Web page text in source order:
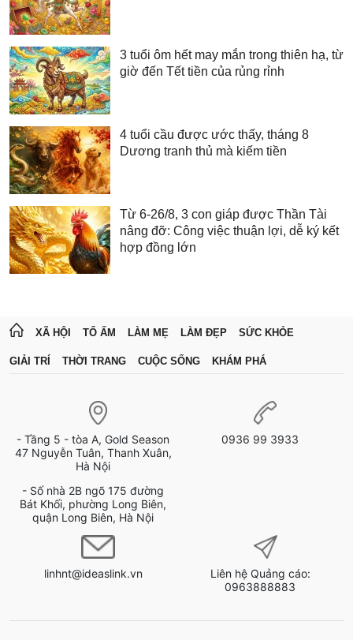
3 tuổi ôm hết may mắn trong thiên hạ, từ
giờ đến Tết tiền của rủng rỉnh
4 tuổi cầu được ước thấy, tháng 8
Dương tranh thủ mà kiếm tiền
Từ 6-26/8, 3 con giáp được Thần Tài
nâng đỡ: Công việc thuận lợi, dễ ký kết
hợp đồng lớn
XÃ HỘI TỔ ẤM LÀM MẸ LÀM ĐẸP SỨC KHỎE
GIẢI TRÍ THỜI TRANG CUỘC SỐNG KHÁM PHÁ
- Tầng 5 - tòa A, Gold Season
47 Nguyễn Tuân, Thanh Xuân,
Hà Nội
- Số nhà 2B ngõ 175 đường
Bát Khối, phường Long Biên,
quận Long Biên, Hà Nội
0936 99 3933
linhnt@ideaslink.vn
Liên hệ Quảng cáo:
0963888883